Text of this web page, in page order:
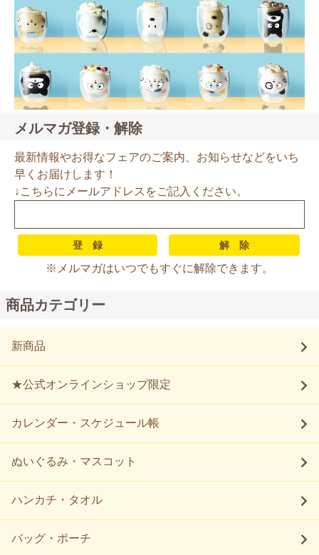
メルマガ登録・解除
最新情報やお得なフェアのご案内、お知らせなどをいち
早くお届けします！
↓こちらにメールアドレスをご記入ください。
※メルマガはいつでもすぐに解除できます。
商品カテゴリー
新商品
★公式オンラインショップ限定
カレンダー・スケジュール帳
ぬいぐるみ・マスコット
ハンカチ・タオル
バッグ・ポーチ